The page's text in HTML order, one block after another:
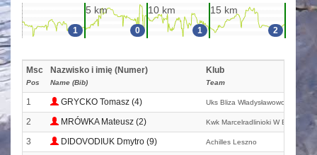
1
5 km
0
10 km
1
15 km
2
Msc
Pos
Nazwisko i imię (Numer)
Name (Bib)
Klub
Team
1 GRYCKO Tomasz (4) Uks Bliza Władysławowo
2 MRÓWKA Mateusz (2) Kwk Marcelradlinioki W Biegu
3 DIDOVODIUK Dmytro (9) Achilles Leszno